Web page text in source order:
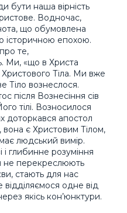
бути наша вірність
Водночас,
що обумовлена
історичною епохою.
те,
Ми, «що в Христа
Тіла. Ми вже
Тіло вознеслося.
після Вознесіння сів
тілі. Возносилося
доторкався апостол
є Христовим Тілом,
людський вимір.
і глибинне розуміння
не перекреслюють
стають для нас
одне від
якісь кон’юнктури.